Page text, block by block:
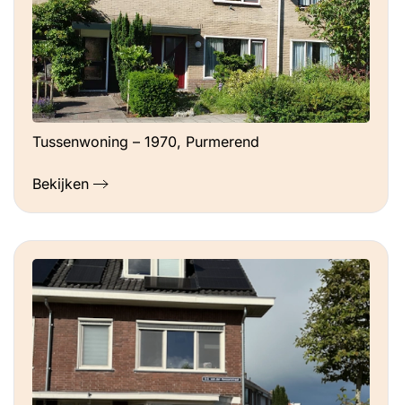
Tussenwoning – 1970, Purmerend
Bekijken